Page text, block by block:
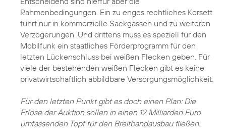
Rahmenbedingungen. Ein zu enges rechtliches Korsett
führt nur in kommerzielle Sackgassen und zu weiteren
Verzögerungen. Und drittens muss es speziell für den
Mobilfunk ein staatliches Förderprogramm für den
letzten Lückenschluss bei weißen Flecken geben. Für
viele der bestehenden weißen Flecken gibt es keine
privatwirtschaftlich abbildbare Versorgungsmöglichkeit.
Für den letzten Punkt gibt es doch einen Plan: Die
Erlöse der Auktion sollen in einen 12 Milliarden Euro
umfassenden Topf für den Breitbandausbau fließen.